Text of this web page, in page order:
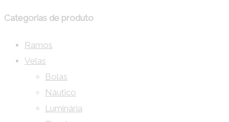
Categorias de produto
Ramos
Velas
Bolas
Náutico
Luminária